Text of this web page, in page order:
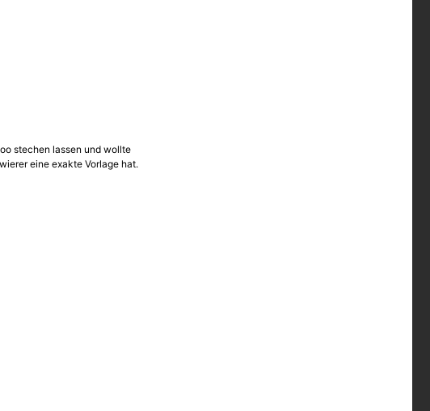
stechen lassen und wollte
eine exakte Vorlage hat.